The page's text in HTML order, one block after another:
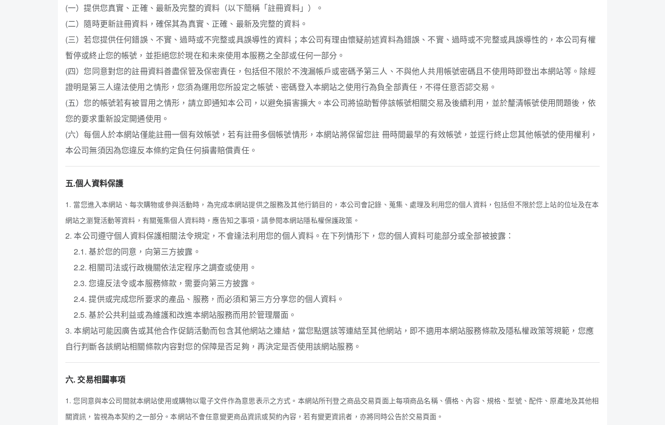
(一）提供您真實、正確、最新及完整的資料（以下簡稱「註冊資料」）。
(二）隨時更新註冊資料，確保其為真實、正確、最新及完整的資料。
(三）若您提供任何錯誤、不實、過時或不完整或具誤導性的資料；本公司有理由懷疑前述資料為錯誤、不實、過時或不完整或具誤導性的，本公司有權
暫停或終止您的帳號，並拒絕您於現在和未來使用本服務之全部或任何一部分。
(四）您同意對您的註冊資料善盡保管及保密責任，包括但不限於不洩漏帳戶或密碼予第三人、不與他人共用帳號密碼且不使用時即登出本網站等。除經
證明是第三人違法使用之情形，您須為運用您所設定之帳號、密碼登入本網站之使用行為負全部責任，不得任意否認交易。
(五）您的帳號若有被冒用之情形，請立即通知本公司，以避免損害擴大。本公司將協助暫停該帳號相關交易及後續利用，並於釐清帳號使用問題後，依
您的要求重新設定開通使用。
(六）每個人於本網站僅能註冊一個有效帳號，若有註冊多個帳號情形，本網站將保留您註 冊時間最早的有效帳號，並逕行終止您其他帳號的使用權利，
本公司無須因為您違反本條約定負任何損書賠償責任。
五.個人資料保護
1. 當您進入本網站、每次購物或參與活動時，為完成本網站提供之服務及其他行銷目的，本公司會記錄、蒐集、處理及利用您的個人資料，包括但不限於您上站的位址及在本
網站之瀏覽活動等資料，有關蒐集個人資料時，應告知之事項，請參閱本網站隱私權保護政策。
2. 本公司遵守個人資料保護相關法令規定，不會達法利用您的個人資料。在下列情形下，您的個人資料可能部分或全部被披露：
2.1. 基於您的同意，向第三方披露。
2.2. 相關司法或行政機關依法定程序之調查或使用。
2.3. 您違反法令或本服務條款，需要向第三方披露。
2.4. 提供或完成您所要求的產品、服務，而必須和第三方分享您的個人資料。
2.5. 基於公共利益或為維護和改進本網站服務而用於管理層面。
3. 本網站可能因廣告或其他合作促銷活動而包含其他網站之連結，當您點選該等連結至其他網站，即不適用本網站服務條款及隱私權政策等規範，您應
自行判斷各該網站相關條款内容對您的保障是否足夠，再決定是否使用該網站服務。
六. 交易相𨶹事項
1. 您同意與本公司間就本網站使用或購物以電子文件作為意思表示之方式。本網站所刊登之商品交易頁面上每項商品名稱、價格、內容、規格、型號、配件、原產地及其他相
關資訊，皆視為本契約之一部分。本網站不會任意變更商品資訊或契約內容，若有變更資訊者，亦將同時公告於交易頁面。